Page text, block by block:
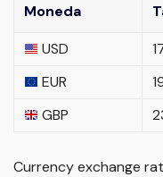
Moneda
USD
EUR
GBP
Currency exchange